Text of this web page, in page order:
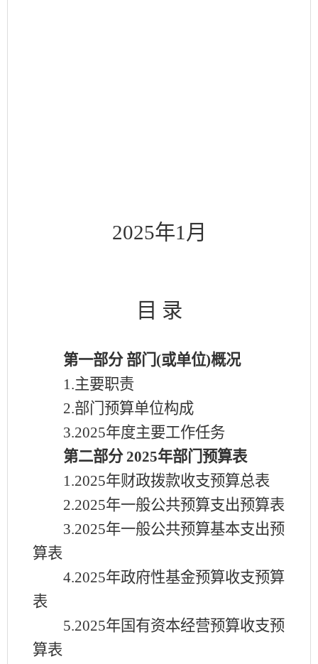
2025年1月
目 录
第一部分 部门 (或单位)概况
1.主要职责
2.部门预算单位构成
3.2025年度主要工作任务
第二部分 2025年部门预算表
1.2025年财政拨款收支预算总表
2.2025年一般公共预算支出预算表
3.2025年一般公共预算基本支出预
算表
4.2025年政府性基金预算收支预算
表
5.2025年国有资本经营预算收支预
算表